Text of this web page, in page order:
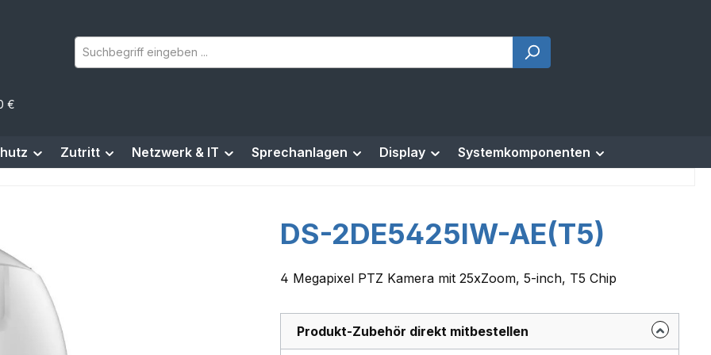
€
Zutritt Netzwerk & IT Sprechanlagen Display Systemkomponenten
DS-2DE5425IW-AE(T5)
4 Megapixel PTZ Kamera mit 25xZoom, 5-inch, T5 Chip
Produkt-Zubehör direkt mitbestellen